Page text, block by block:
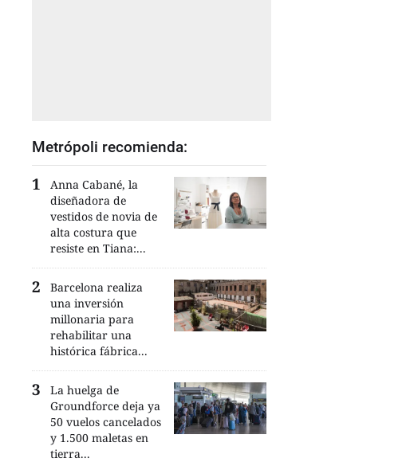
Metrópoli recomienda:
Anna Cabané, la
diseñadora de
vestidos de novia de
alta costura que
resiste en Tiana:...
Barcelona realiza
una inversión
millonaria para
rehabilitar una
histórica fábrica...
La huelga de
Groundforce deja ya
50 vuelos cancelados
y 1.500 maletas en
tierra...